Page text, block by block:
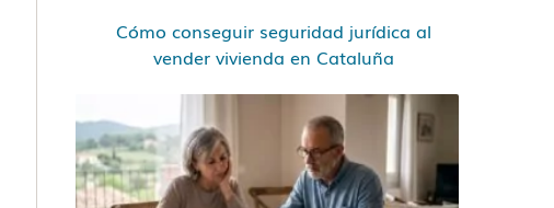
Cómo conseguir seguridad jurídica al
vender vivienda en Cataluña